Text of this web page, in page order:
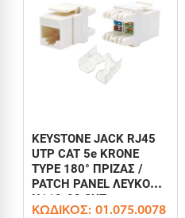
KEYSTONE JACK RJ45
UTP CAT 5e KRONE
TYPE 180° ΠΡΙΖΑΣ /
PATCH PANEL ΛΕΥΚΟ
N110-08 SUT
ΚΩΔΙΚΌΣ: 01.075.0078